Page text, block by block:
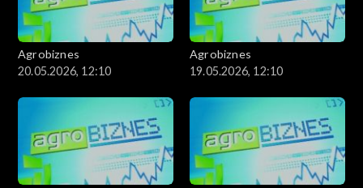
Agrobiznes
20.05.2026, 12:10
Agrobiznes
19.05.2026, 12:10